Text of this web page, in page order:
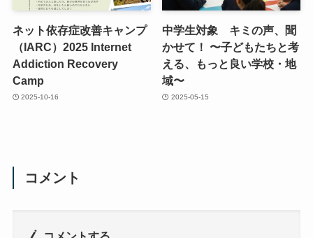
ネット依存症改善キャンプ
（IARC）2025 Internet
Addiction Recovery
Camp
2025-10-16
中学生対象 キミの声、聞
かせて！ 〜子どもたちと考
える、もっと良い学校・地
域〜
2025-05-15
コメント